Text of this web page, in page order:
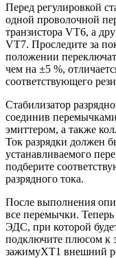
Перед регулировкой
одной проволочной
транзистора VT6, а
VT7. Проследите за
положении
чем на ±5 %,
соответствующего
Стабилизатор
соединив
эмиттером, а также
Ток разрядки должен
устанавливаемого
подберите
разрядного тока.
После выполнения
все перемычки.
ЭДС, при которой
подключите плюсом
зажимуXT1 внешний